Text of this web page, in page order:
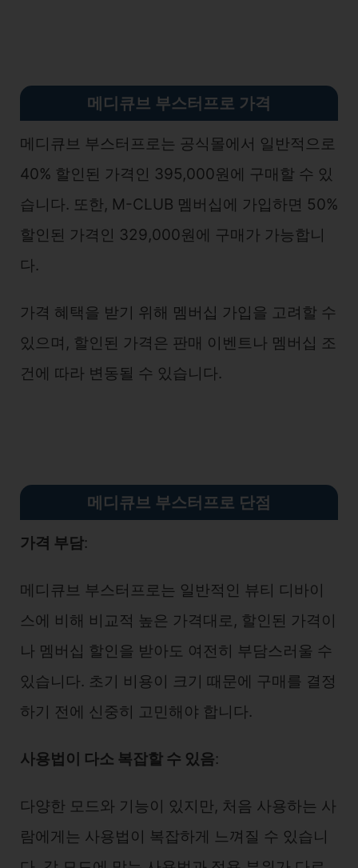
메디큐브 부스터프로 가격
메디큐브 부스터프로는 공식몰에서 일반적으로
40% 할인된 가격인 395,000원에 구매할 수 있
습니다. 또한, M-CLUB 멤버십에 가입하면 50%
할인된 가격인 329,000원에 구매가 가능합니
다.
가격 혜택을 받기 위해 멤버십 가입을 고려할 수
있으며, 할인된 가격은 판매 이벤트나 멤버십 조
건에 따라 변동될 수 있습니다.
메디큐브 부스터프로 단점
가격 부담:
메디큐브 부스터프로는 일반적인 뷰티 디바이
스에 비해 비교적 높은 가격대로, 할인된 가격이
나 멤버십 할인을 받아도 여전히 부담스러울 수
있습니다. 초기 비용이 크기 때문에 구매를 결정
하기 전에 신중히 고민해야 합니다.
사용법이 다소 복잡할 수 있음:
다양한 모드와 기능이 있지만, 처음 사용하는 사
람에게는 사용법이 복잡하게 느껴질 수 있습니